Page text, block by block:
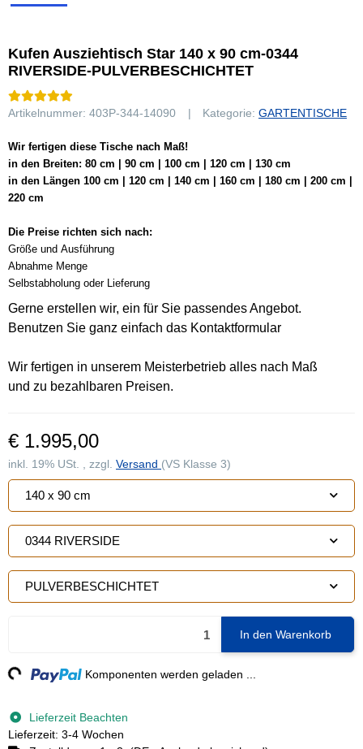
Kufen Ausziehtisch Star 140 x 90 cm-0344
RIVERSIDE-PULVERBESCHICHTET
Artikelnummer: 403P-344-14090 Kategorie: GARTENTISCHE
Wir fertigen diese Tische nach Maß!
in den Breiten: 80 cm | 90 cm | 100 cm | 120 cm | 130 cm
in den Längen 100 cm | 120 cm | 140 cm | 160 cm | 180 cm | 200 cm |
220 cm
Die Preise richten sich nach:
Größe und Ausführung
Abnahme Menge
Selbstabholung oder Lieferung
Gerne erstellen wir, ein für Sie passendes Angebot.
Benutzen Sie ganz einfach das Kontaktformular
Wir fertigen in unserem Meisterbetrieb alles nach Maß
und zu bezahlbaren Preisen.
€ 1.995,00
inkl. 19% USt. , zzgl. Versand (VS Klasse 3)
140 x 90 cm
0344 RIVERSIDE
PULVERBESCHICHTET
In den Warenkorb
Komponenten werden geladen ...
Lieferzeit Beachten
Lieferzeit: 3-4 Wochen